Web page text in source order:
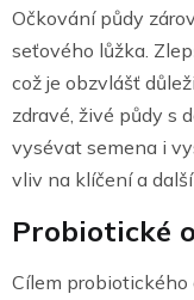
Očkování půdy
seťového lůžka.
což je obzvlášť
zdravé, živé půdy s
vysévat semena i
vliv na klíčení a
Probiotické
Cílem